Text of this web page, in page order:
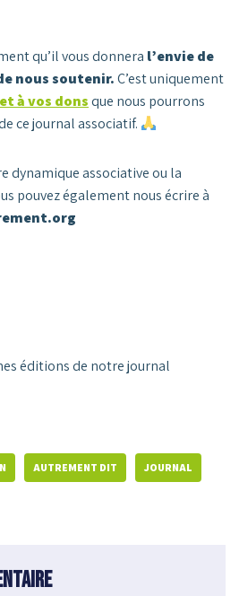
qu’il vous donnera l’envie de
nous soutenir.C’est uniquement
à vos donsque nous pourrons
ce journal associatif.
dynamique associative ou la
pouvez également nous écrire à
éditions de notre journal
AUTREMENT DIT JOURNAL